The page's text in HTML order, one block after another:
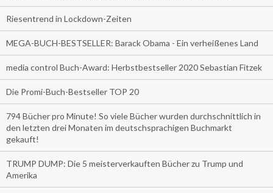
Riesentrend in Lockdown-Zeiten
MEGA-BUCH-BESTSELLER: Barack Obama - Ein verheißenes Land
media control Buch-Award: Herbstbestseller 2020 Sebastian Fitzek
Die Promi-Buch-Bestseller TOP 20
794 Bücher pro Minute! So viele Bücher wurden durchschnittlich in
den letzten drei Monaten im deutschsprachigen Buchmarkt
gekauft!
TRUMP DUMP: Die 5 meisterverkauften Bücher zu Trump und
Amerika